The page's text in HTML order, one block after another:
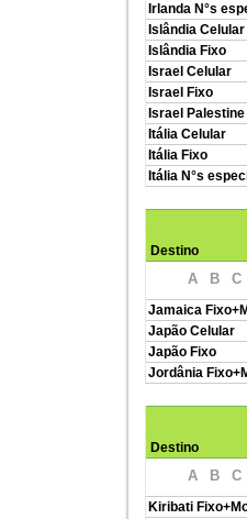
Irlanda N°s
Islândia Celular
Islândia Fixo
Israel Celular
Israel Fixo
Israel Palestine
Itália Celular
Itália Fixo
Itália N°s
Destino
A B C
Jamaica
Japão Celular
Japão Fixo
Jordânia
Destino
A B C
Kiribati